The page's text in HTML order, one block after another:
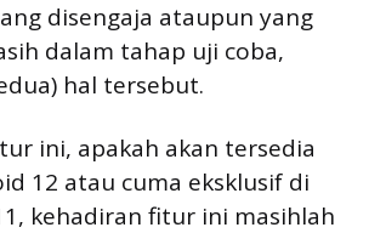
disengaja ataupun yang
dalam tahap uji coba,
hal tersebut.
ini, apakah akan tersedia
12 atau cuma eksklusif di
kehadiran fitur ini masihlah